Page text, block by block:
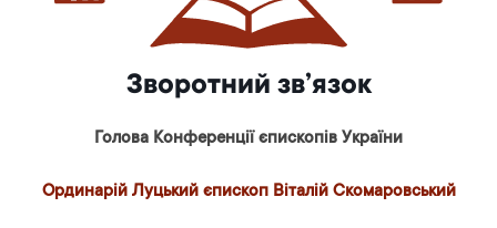
Зворотний зв’язок
Голова Конференції єпископів України
Ординарій Луцький єпископ Віталій Скомаровський